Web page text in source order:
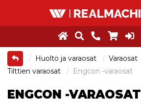
Huolto ja varaosat
Varaosat
Tilttien varaosat
Engcon -varaosat
ENGCON -VARAOSAT